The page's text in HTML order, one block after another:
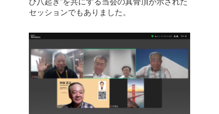
び八起き”を共にする当会の真骨頂が示された
セッションでもありました。